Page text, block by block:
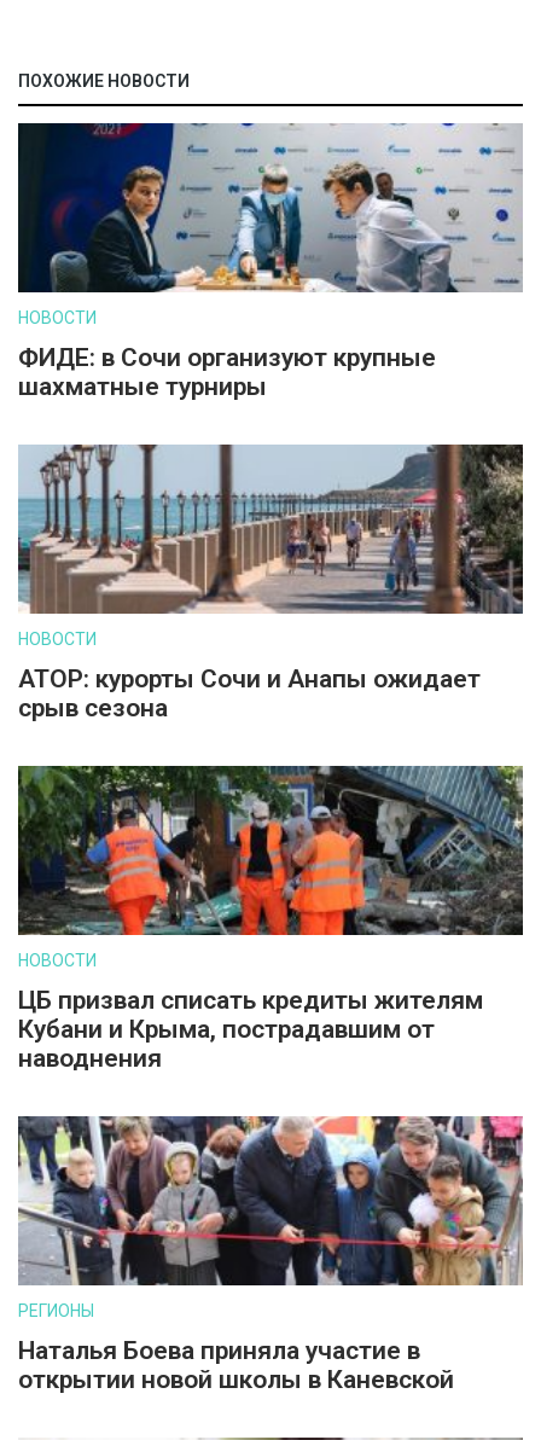
ПОХОЖИЕ НОВОСТИ
НОВОСТИ
ФИДЕ: в Сочи организуют крупные
шахматные турниры
НОВОСТИ
АТОР: курорты Сочи и Анапы ожидает
срыв сезона
НОВОСТИ
ЦБ призвал списать кредиты жителям
Кубани и Крыма, пострадавшим от
наводнения
РЕГИОНЫ
Наталья Боева приняла участие в
открытии новой школы в Каневской